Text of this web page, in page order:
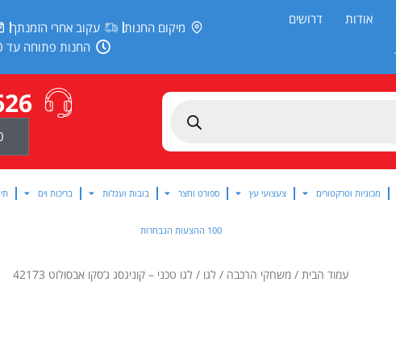
אודות דרושים
מיקום החנות עקוב אחרי הזמנתך
החנות פתוחה עד 20:00
מכוניות וטרקטורים צעצועי עץ ספורט וחצר בובות ועגלות בריכות וים
100 ההצעות הנבחרות
עמוד הבית /משחקי הרכבה /לגו / לגו טכני – קוניגסג ג’סקו אבסולוט 42173